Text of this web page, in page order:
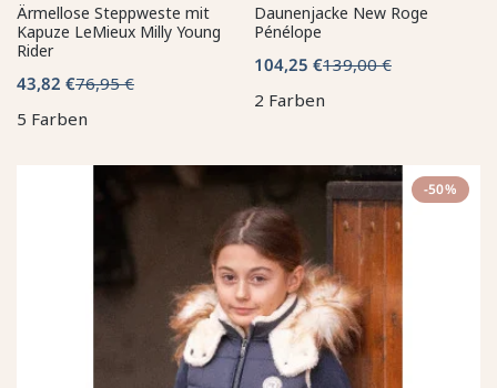
Ärmellose Steppweste mit
Kapuze LeMieux Milly Young
Rider
43,82 €76,95 €
5 Farben
Daunenjacke New Roge
Pénélope
104,25 €139,00 €
2 Farben
-50%